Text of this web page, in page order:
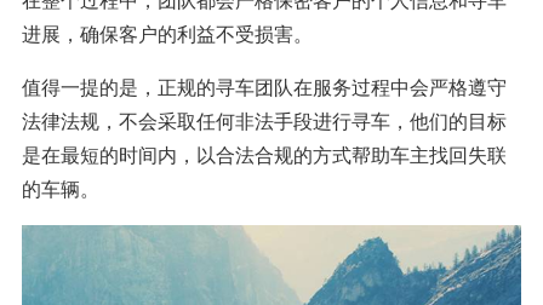
进展，确保客户的利益不受损害。
值得一提的是，正规的寻车团队在服务过程中会严格遵守
法律法规，不会采取任何非法手段进行寻车，他们的目标
是在最短的时间内，以合法合规的方式帮助车主找回失联
的车辆。